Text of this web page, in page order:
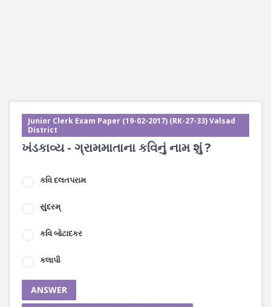
Junior Clerk Exam Paper (19-02-2017) (RK-27-33) Valsad
District
ખંડકાવ્ય - ગ્રામમાતાના કવિનું નામ શું ?
કવિ દલતપરામ
સુંદરમ્‌
કવિ બોટાદકર
કલાપી
ANSWER